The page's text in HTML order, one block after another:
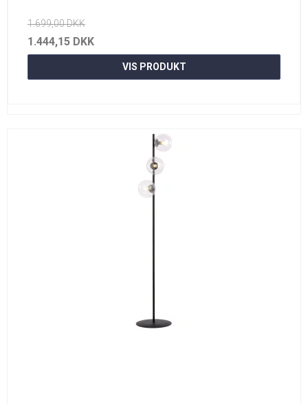
1.699,00 DKK
1.444,15 DKK
VIS PRODUKT